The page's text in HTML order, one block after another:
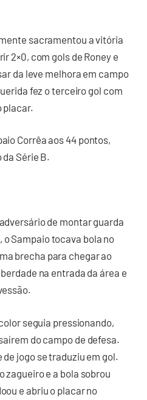
sacramentou a vitória
2×0, com gols de Roney e
da leve melhora em campo
fez o terceiro gol com
placar.
Corrêa aos 44 pontos,
Série B.
de montar guarda
o Sampaio tocava bola no
brecha para chegar ao
na entrada da área e
seguia pressionando,
do campo de defesa.
de jogo se traduziu em gol.
zagueiro e a bola sobrou
e abriu o placar no